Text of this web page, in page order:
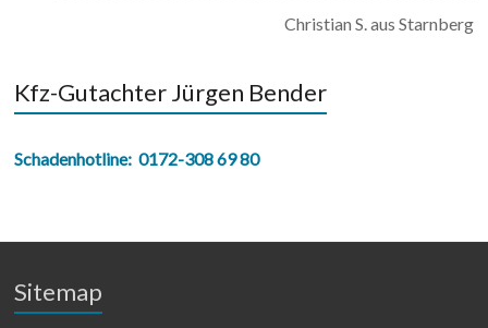
Christian S. aus Starnberg
Kfz-Gutachter Jürgen Bender
Schadenhotline:0172-308 69 80
Sitemap